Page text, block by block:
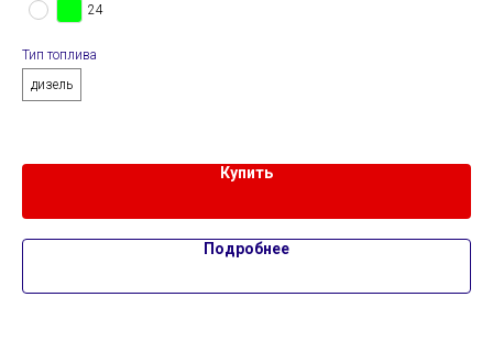
24
Тип топлива
дизель
Купить
Подробнее